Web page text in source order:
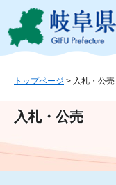
ジ
ュ
文
トップページ > 入札・公売
入札・公売